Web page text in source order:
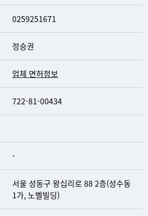
0259251671
정승권
업체 면허정보
722-81-00434
-
서울 성동구 왕십리로 88 2층(성수동
1가, 노벨빌딩)